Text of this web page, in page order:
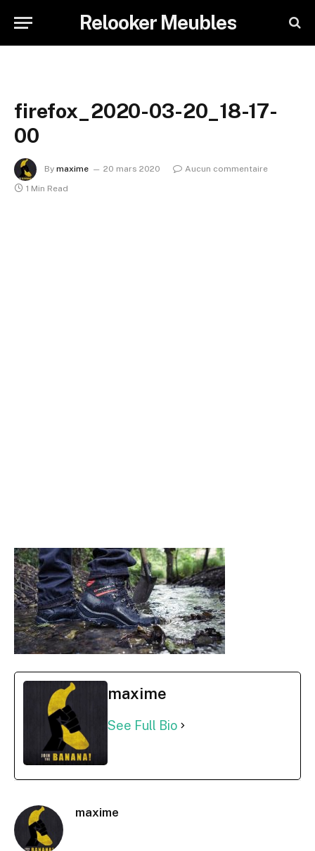
Relooker Meubles
firefox_2020-03-20_18-17-
00
By maxime 20 mars 2020
Aucun commentaire
1 Min Read
maxime
See Full Bio
maxime